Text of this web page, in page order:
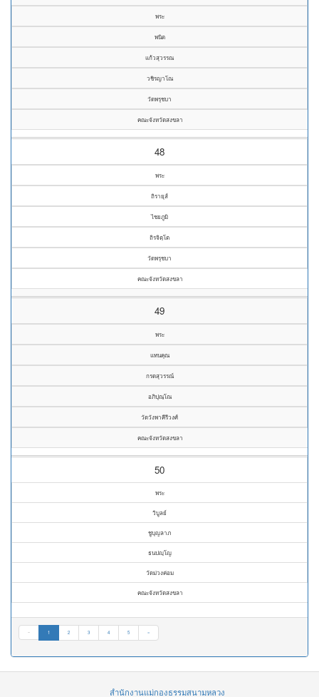
พระ
พนิต
แก้วสุวรรณ
วชิรญาโณ
วัดพรุชบา
คณะจังหวัดสงขลา
48
พระ
ถิรายุส์
ไชยภูมิ
ถิรจิตฺโต
วัดพรุชบา
คณะจังหวัดสงขลา
49
พระ
แทนคุณ
กรดสุวรรณ์
อภิปุณฺโณ
วัดวังพาคีรีวงศ์
คณะจังหวัดสงขลา
50
พระ
วิบูลย์
ชูบุญลาภ
ธนปญฺโญ
วัดม่วงค่อม
คณะจังหวัดสงขลา
« 1 2 3 4 5 »
สำนักงานแม่กองธรรมสนามหลวง